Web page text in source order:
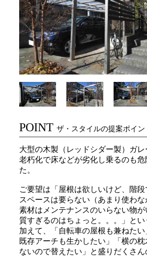
POINT ザ・スタイルの提案ポイン
大型の木製（レッドシダー製）ガレ
老朽化で床などが劣化し乗るのも危
た。
ご要望は「屋根は欲しいけど、階
スペースは要らない（あまり使わな
素材はメンテナンスのいらない物
質すぎるのはちょっと。。。」とい
加えて、「自転車の屋根も兼ねた
既存アーチも生かしたい」「横の
ないので替えたい」と盛りだくさん